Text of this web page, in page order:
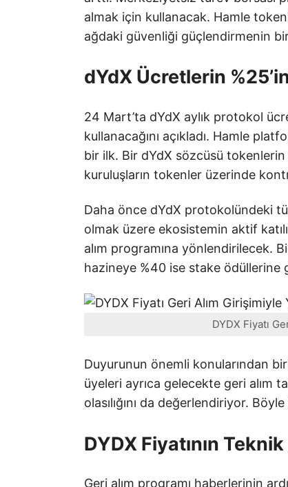
almak için kullanacak. Hamle
ağdaki güvenliği güçlendirmenin
dYdX Ücretlerin
24 Mart’ta dYdX aylık protokol
kullanacağını açıkladı. Hamle
bir ilk. Bir dYdX sözcüsü
kuruluşların tokenler üzerinde
Daha önce dYdX protokolündeki
olmak üzere ekosistemin aktif
alım programına yönlendirilecek.
hazineye %40 ise stake ödüllerine
DYDX Fiyatı
Duyurunun önemli konularından
üyeleri ayrıca gelecekte geri alım
olasılığını da değerlendiriyor.
DYDX Fiyatının
Geri alım programı haberlerinin